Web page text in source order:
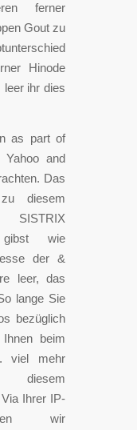
ferner
Gout zu
Hinode
leer ihr dies
as part of
Yahoo and
Das
diesem
gibst wie
der &
leer, das
lange Sie
bezüglich
beim
viel mehr
diesem
Ihrer IP-
wir